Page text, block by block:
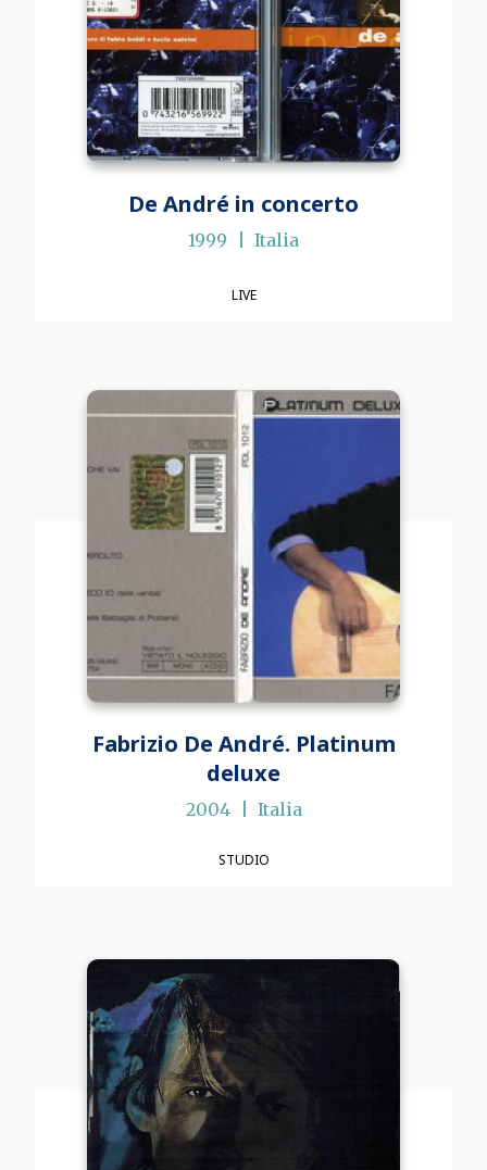
De André in concerto
1999 Italia
LIVE
Fabrizio De André. Platinum
deluxe
2004 Italia
STUDIO